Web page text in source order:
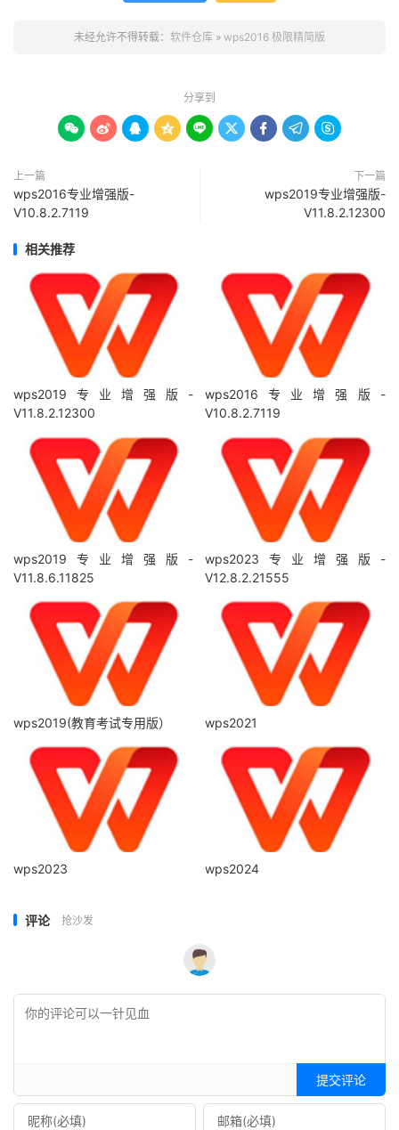
未经允许不得转载： 软件仓库 » wps2016 极限精简版
分享到
        
上一篇
wps2016专业增强版-
V10.8.2.7119
下一篇
wps2019专业增强版-
V11.8.2.12300
相关推荐
wps2019专业增强版-
V11.8.2.12300
wps2016专业增强版-
V10.8.2.7119
wps2019专业增强版-
V11.8.6.11825
wps2023专业增强版-
V12.8.2.21555
wps2019(教育考试专用版） wps2021
wps2023 wps2024
评论 抢沙发
提交评论